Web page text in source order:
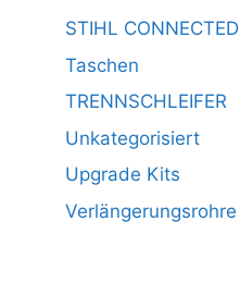
STIHL CONNECTED
Taschen
TRENNSCHLEIFER
Unkategorisiert
Upgrade Kits
Verlängerungsrohre